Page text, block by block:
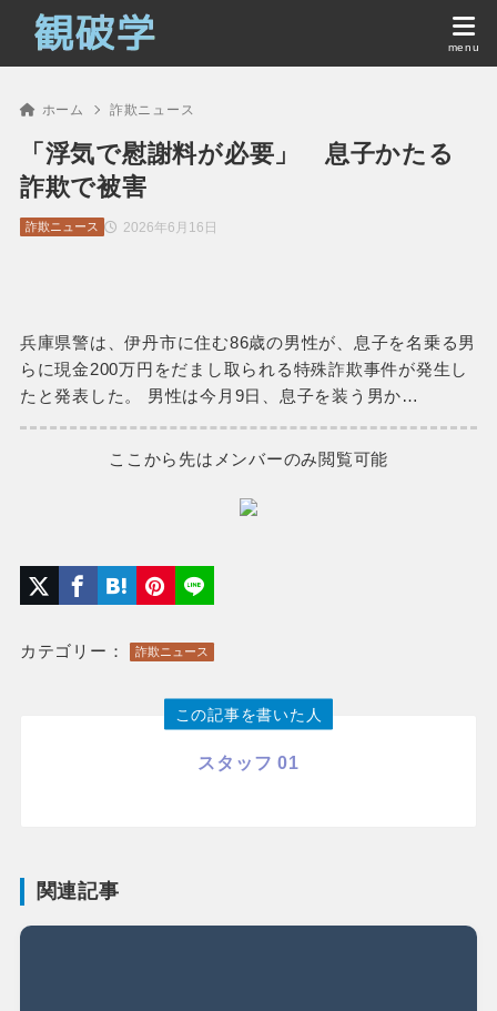
ホーム 詐欺ニュース
「浮気で慰謝料が必要」 息子かたる
詐欺で被害
2026年6月16日
詐欺ニュース
兵庫県警は、伊丹市に住む86歳の男性が、息子を名乗る男
らに現金200万円をだまし取られる特殊詐欺事件が発生し
たと発表した。 男性は今月9日、息子を装う男か…
ここから先はメンバーのみ閲覧可能
カテゴリー： 詐欺ニュース
この記事を書いた人
スタッフ 01
関連記事